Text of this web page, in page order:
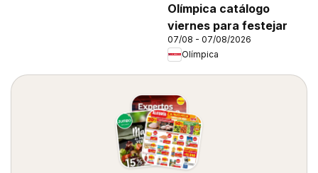
Olímpica catálogo
viernes para festejar
07/08 - 07/08/2026
Olímpica